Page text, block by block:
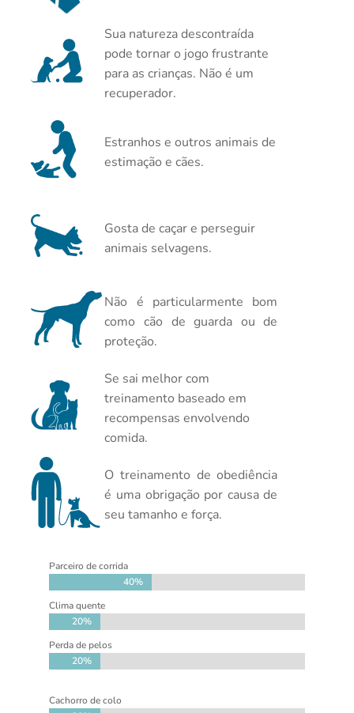
Sua natureza descontraída
pode tornar o jogo frustrante
para as crianças. Não é um
recuperador.
Estranhos e outros animais de
estimação e cães.
Gosta de caçar e perseguir
animais selvagens.
Não é particularmente bom
como cão de guarda ou de
proteção.
Se sai melhor com
treinamento baseado em
recompensas envolvendo
comida.
O treinamento de obediência
é uma obrigação por causa de
seu tamanho e força.
Parceiro de corrida
40%
40%
Clima quente
20%
20%
Perda de pelos
20%
20%
Cachorro de colo